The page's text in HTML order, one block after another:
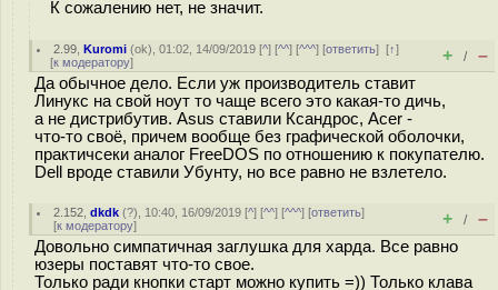
К сожалению нет, не значит.
2.99 ,Kuromi (ok), 01:02, 14/09/2019 [^] [^^] [^^^] [ответить][↑]
[к модератору] + / –
Да обычное дело. Если уж производитель ставит
Линукс на свой ноут то чаще всего это какая-то дичь,
а не дистрибутив. Asus ставили Ксандрос, Acer -
что-то своё, причем вообще без графической оболочки,
практичсеки аналог FreeDOS по отношению к покупателю.
Dell вроде ставили Убунту, но все равно не взлетело.
2.152 ,dkdk (?), 10:40, 16/09/2019 [^] [^^] [^^^] [ответить]
[к модератору] + / –
Довольно симпатичная заглушка для харда. Все равно
юзеры поставят что-то свое.
Только ради кнопки старт можно купить =)) Только клава